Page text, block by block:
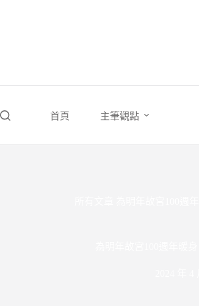
首頁 主筆觀點